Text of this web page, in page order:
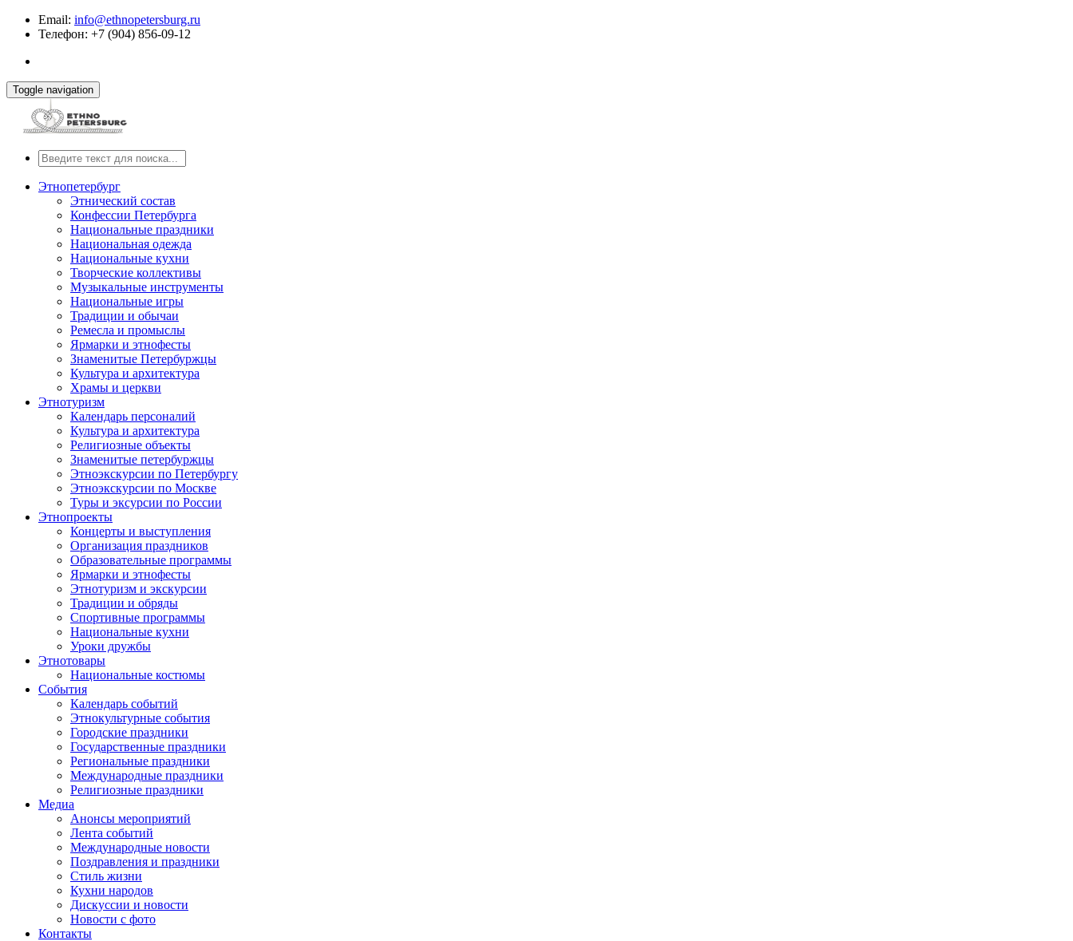
Email: info@ethnopetersburg.ru
Телефон: +7 (904) 856-09-12
Toggle navigation
Этнопетербург
Этнический состав
Конфессии Петербурга
Национальные праздники
Национальная одежда
Национальные кухни
Творческие коллективы
Музыкальные инструменты
Национальные игры
Традиции и обычаи
Ремесла и промыслы
Ярмарки и этнофесты
Знаменитые Петербуржцы
Культура и архитектура
Храмы и церкви
Этнотуризм
Календарь персоналий
Культура и архитектура
Религиозные объекты
Знаменитые петербуржцы
Этноэкскурсии по Петербургу
Этноэкскурсии по Москве
Туры и эксурсии по России
Этнопроекты
Концерты и выступления
Организация праздников
Образовательные программы
Ярмарки и этнофесты
Этнотуризм и экскурсии
Традиции и обряды
Спортивные программы
Национальные кухни
Уроки дружбы
Этнотовары
Национальные костюмы
События
Календарь событий
Этнокультурные события
Городские праздники
Государственные праздники
Региональные праздники
Международные праздники
Религиозные праздники
Медиа
Анонсы мероприятий
Лента событий
Международные новости
Поздравления и праздники
Cтиль жизни
Кухни народов
Дискуссии и новости
Новости с фото
Контакты